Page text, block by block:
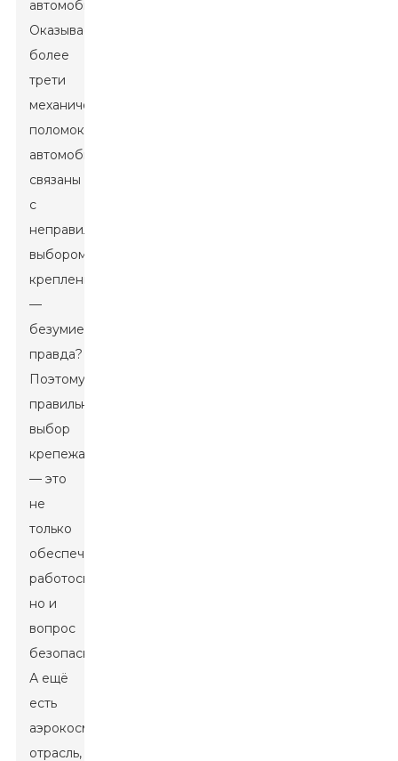
автомобилей.
Оказывается,
более
трети
механических
поломок
автомобилей
связаны
с
неправильным
выбором
креплений
—
безумие,
правда?
Поэтому
правильный
выбор
крепежа
— это
не
только
обеспечение
работоспособности,
но и
вопрос
безопасности.
А ещё
есть
аэрокосмическая
отрасль,